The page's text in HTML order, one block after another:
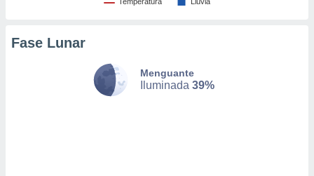
Fase Lunar
Menguante
Iluminada 39%